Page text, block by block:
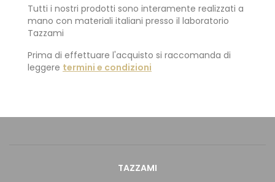
Tutti i nostri prodotti sono interamente realizzati a
mano con materiali italiani presso il laboratorio
Tazzami
Prima di effettuare l'acquisto si raccomanda di
leggere termini e condizioni
TAZZAMI